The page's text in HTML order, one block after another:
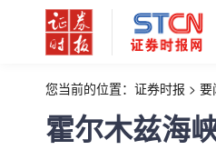
您当前的位置： 证券时报 > 要
霍尔木兹海